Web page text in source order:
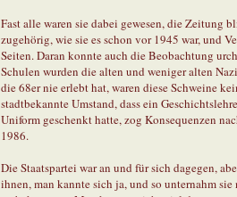
Fast alle waren sie dabei gewesen, die Zeitung
zugehörig, wie sie es schon vor 1945 war, und
Seiten. Daran konnte auch die Beobachtung
Schulen wurden die alten und weniger alten
die 68er nie erlebt hat, waren diese Schweine
stadtbekannte Umstand, dass ein
Uniform geschenkt hatte, zog Konsequenzen
1986.
Die Staatspartei war an und für sich dagegen,
ihnen, man kannte sich ja, und so unternahm